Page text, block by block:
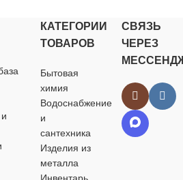
нужд
НАЗНАЧЕНИЕ
для хозяйственно-
бытовых нужд
ЦВЕТ
серебристый
для
ЦВЕТ
КАТЕГОРИИ
ТОВАРОВ
Бытовая
химия
Водоснабжение
и
сантехника
Изделия из
металла
Инвентарь
СВЯЗЬ
ЧЕРЕЗ